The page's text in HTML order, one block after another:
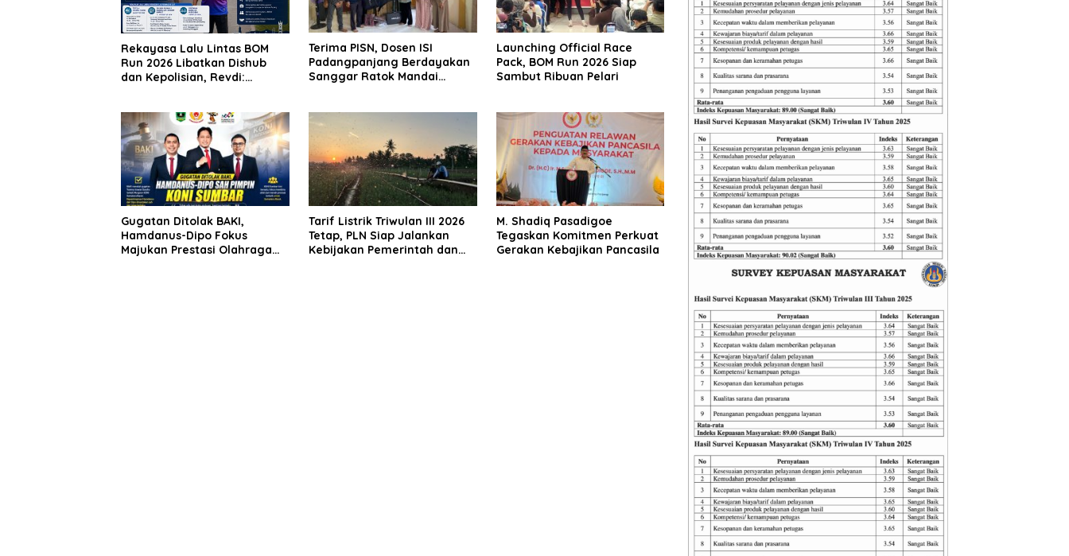
Rekayasa Lalu Lintas BOM
Run 2026 Libatkan Dishub
dan Kepolisian, Revdi:
Terima PISN, Dosen ISI
Padangpanjang Berdayakan
Sanggar Ratok Mandai
Launching Official Race
Pack, BOM Run 2026 Siap
Sambut Ribuan Pelari
Gugatan Ditolak BAKI,
Hamdanus-Dipo Fokus
Majukan Prestasi Olahraga
Tarif Listrik Triwulan III 2026
Tetap, PLN Siap Jalankan
Kebijakan Pemerintah dan
M. Shadiq Pasadigoe
Tegaskan Komitmen Perkuat
Gerakan Kebajikan Pancasila